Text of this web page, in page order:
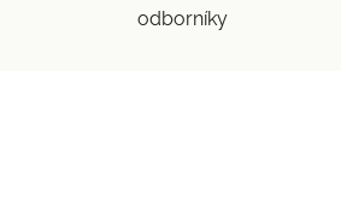
odborníky